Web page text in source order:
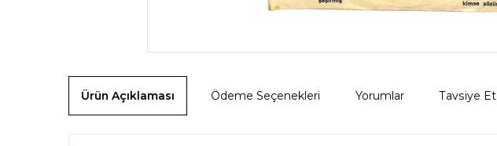
Ürün Açıklaması Ödeme Seçenekleri Yorumlar Tavsiye Et